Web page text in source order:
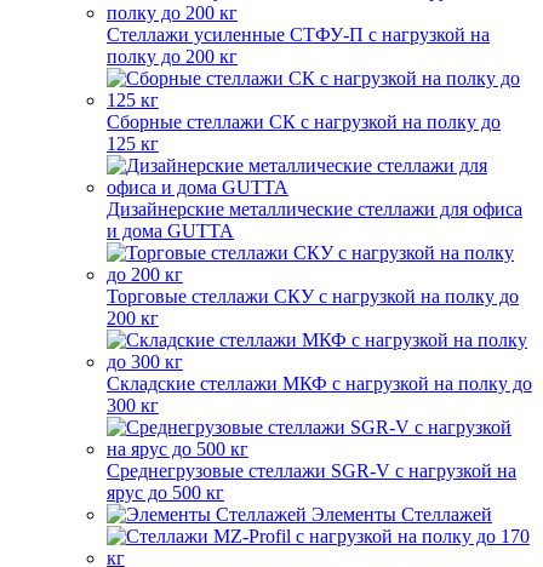
Стеллажи усиленные СТФУ-П с нагрузкой на
полку до 200 кг
Сборные стеллажи СК с нагрузкой на полку до
125 кг
Дизайнерские металлические стеллажи для офиса
и дома GUTTA
Торговые стеллажи СКУ с нагрузкой на полку до
200 кг
Складские стеллажи МКФ с нагрузкой на полку до
300 кг
Среднегрузовые стеллажи SGR-V с нагрузкой на
ярус до 500 кг
Элементы Стеллажей